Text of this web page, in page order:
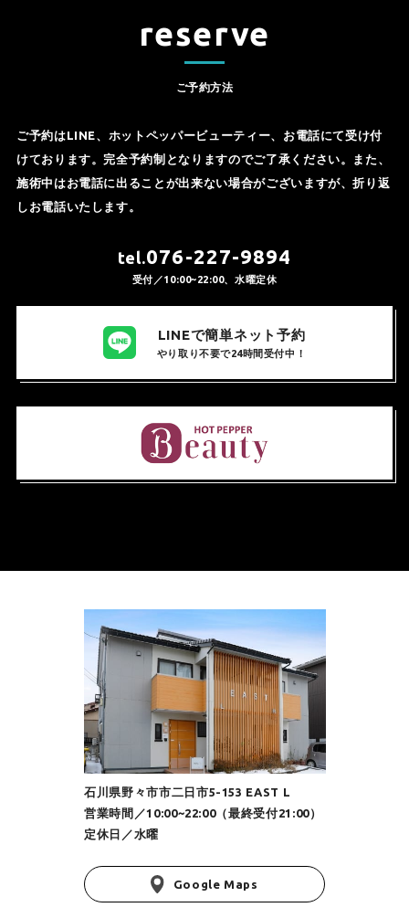
reserve
ご予約方法
ご予約はLINE、ホットペッパービューティー、お電話にて受け付
けております。完全予約制となりますのでご了承ください。また、
施術中はお電話に出ることが出来ない場合がございますが、折り返
しお電話いたします。
tel.076-227-9894
受付／10:00~22:00、水曜定休
LINEで簡単ネット予約
やり取り不要で24時間受付中！
石川県野々市市二日市5-153 EAST L
営業時間／10:00~22:00（最終受付21:00）
定休日／水曜
Google Maps